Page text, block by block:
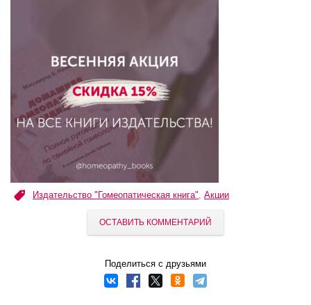
Издательство "Гомеопатическая книга", Акции
ОСТАВИТЬ КОММЕНТАРИЙ
Поделиться с друзьями